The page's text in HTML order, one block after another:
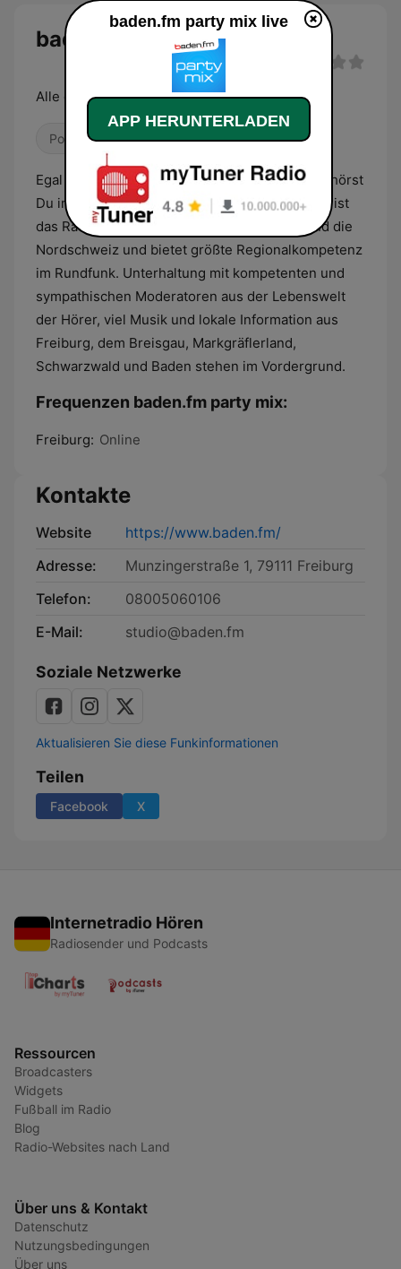
baden.fm party mix Live
Alle deine Lieblingssongs!
Pop / Top 40
Egal wann Du baden.fm einschaltest – Bei uns hörst
Du immer alle Deine Lieblingssongs. baden.fm ist
das Radioprogramm für Baden, das Elsass und die
Nordschweiz und bietet größte Regionalkompetenz
im Rundfunk. Unterhaltung mit kompetenten und
sympathischen Moderatoren aus der Lebenswelt
der Hörer, viel Musik und lokale Information aus
Freiburg, dem Breisgau, Markgräflerland,
Schwarzwald und Baden stehen im Vordergrund.
Frequenzen baden.fm party mix:
Freiburg: Online
Kontakte
Website
https://www.baden.fm/
Adresse:
Munzingerstraße 1, 79111 Freiburg
Telefon:
08005060106
E-Mail:
studio@baden.fm
Soziale Netzwerke
Aktualisieren Sie diese Funkinformationen
Teilen
Facebook X
Internetradio Hören
Radiosender und Podcasts
Ressourcen
Broadcasters
Widgets
Fußball im Radio
Blog
Radio-Websites nach Land
Über uns & Kontakt
Datenschutz
Nutzungsbedingungen
Über uns
baden.fm party mix live
APP HERUNTERLADEN